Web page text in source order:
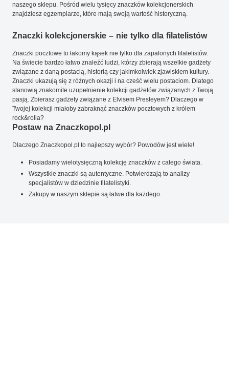
naszego sklepu. Pośród wielu tysięcy znaczków kolekcjonerskich
znajdziesz egzemplarze, które mają swoją wartość historyczną.
Znaczki kolekcjonerskie – nie tylko dla filatelistów
Znaczki pocztowe to łakomy kąsek nie tylko dla zapalonych filatelistów.
Na świecie bardzo łatwo znaleźć ludzi, którzy zbierają wszelkie gadżety
związane z daną postacią, historią czy jakimkolwiek zjawiskiem kultury.
Znaczki ukazują się z różnych okazji i na cześć wielu postaciom. Dlatego
stanowią znakomite uzupełnienie kolekcji gadżetów związanych z Twoją
pasją. Zbierasz gadżety związane z Elvisem Presleyem? Dlaczego w
Twojej kolekcji miałoby zabraknąć znaczków pocztowych z królem
rock&rolla?
Postaw na Znaczkopol.pl
Dlaczego Znaczkopol.pl to najlepszy wybór? Powodów jest wiele!
Posiadamy wielotysięczną kolekcję znaczków z całego świata.
Wszystkie znaczki są autentyczne. Potwierdzają to analizy
specjalistów w dziedzinie filatelistyki.
Zakupy w naszym sklepie są łatwe dla każdego.